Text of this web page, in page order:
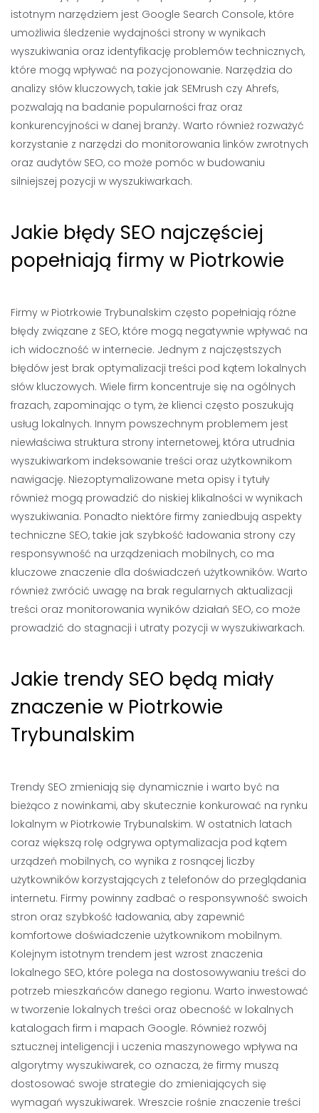
istotnym narzędziem jest Google Search Console, które
umożliwia śledzenie wydajności strony w wynikach
wyszukiwania oraz identyfikację problemów technicznych,
które mogą wpływać na pozycjonowanie. Narzędzia do
analizy słów kluczowych, takie jak SEMrush czy Ahrefs,
pozwalają na badanie popularności fraz oraz
konkurencyjności w danej branży. Warto również rozważyć
korzystanie z narzędzi do monitorowania linków zwrotnych
oraz audytów SEO, co może pomóc w budowaniu
silniejszej pozycji w wyszukiwarkach.
Jakie błędy SEO najczęściej
popełniają firmy w Piotrkowie
Firmy w Piotrkowie Trybunalskim często popełniają różne
błędy związane z SEO, które mogą negatywnie wpływać na
ich widoczność w internecie. Jednym z najczęstszych
błędów jest brak optymalizacji treści pod kątem lokalnych
słów kluczowych. Wiele firm koncentruje się na ogólnych
frazach, zapominając o tym, że klienci często poszukują
usług lokalnych. Innym powszechnym problemem jest
niewłaściwa struktura strony internetowej, która utrudnia
wyszukiwarkom indeksowanie treści oraz użytkownikom
nawigację. Niezoptymalizowane meta opisy i tytuły
również mogą prowadzić do niskiej klikalności w wynikach
wyszukiwania. Ponadto niektóre firmy zaniedbują aspekty
techniczne SEO, takie jak szybkość ładowania strony czy
responsywność na urządzeniach mobilnych, co ma
kluczowe znaczenie dla doświadczeń użytkowników. Warto
również zwrócić uwagę na brak regularnych aktualizacji
treści oraz monitorowania wyników działań SEO, co może
prowadzić do stagnacji i utraty pozycji w wyszukiwarkach.
Jakie trendy SEO będą miały
znaczenie w Piotrkowie
Trybunalskim
Trendy SEO zmieniają się dynamicznie i warto być na
bieżąco z nowinkami, aby skutecznie konkurować na rynku
lokalnym w Piotrkowie Trybunalskim. W ostatnich latach
coraz większą rolę odgrywa optymalizacja pod kątem
urządzeń mobilnych, co wynika z rosnącej liczby
użytkowników korzystających z telefonów do przeglądania
internetu. Firmy powinny zadbać o responsywność swoich
stron oraz szybkość ładowania, aby zapewnić
komfortowe doświadczenie użytkownikom mobilnym.
Kolejnym istotnym trendem jest wzrost znaczenia
lokalnego SEO, które polega na dostosowywaniu treści do
potrzeb mieszkańców danego regionu. Warto inwestować
w tworzenie lokalnych treści oraz obecność w lokalnych
katalogach firm i mapach Google. Również rozwój
sztucznej inteligencji i uczenia maszynowego wpływa na
algorytmy wyszukiwarek, co oznacza, że firmy muszą
dostosować swoje strategie do zmieniających się
wymagań wyszukiwarek. Wreszcie rośnie znaczenie treści